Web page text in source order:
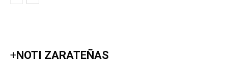
+NOTI ZARATEÑAS